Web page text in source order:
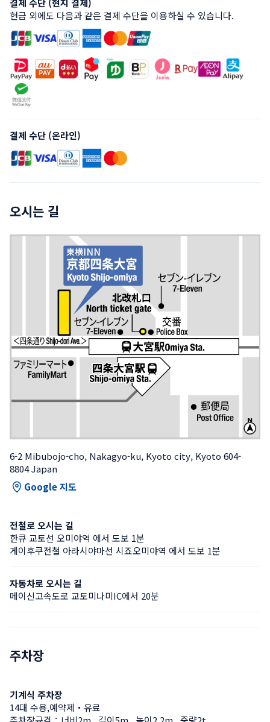
결제 수단 (현지 결제)
현금 외에도 다음과 같은 결제 수단을 이용하실 수 있습니다.
결제 수단 (온라인)
오시는 길
6-2 Mibubojo-cho, Nakagyo-ku, Kyoto city, Kyoto 604-
8804 Japan
Google 지도
전철로 오시는 길
한큐 교토선 오미야역 에서 도보 1분
게이후쿠전철 아라시야마선 시죠오미야역 에서 도보 1분
자동차로 오시는 길
메이신고속도로 교토미나미IC에서 20분
주차장
기계식 주차장
14대 수용,예약제・유료